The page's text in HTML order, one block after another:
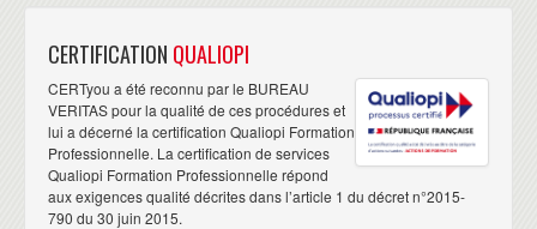
CERTIFICATION QUALIOPI
CERTyou a été reconnu par le BUREAU
VERITAS pour la qualité de ces procédures et
lui a décerné la certification Qualiopi Formation
Professionnelle. La certification de services
Qualiopi Formation Professionnelle répond
aux exigences qualité décrites dans l’article 1 du décret n°2015-
790 du 30 juin 2015.